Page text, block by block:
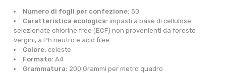
Numero di fogli per confezione: 50
Caratteristica ecologica: impasti a base di cellulose
selezionate chlorine free (ECF) non provenienti da foreste
vergini, a Ph neutro e acid free
Colore: celeste
Formato: A4
Grammatura: 200 Grammi per metro quadro